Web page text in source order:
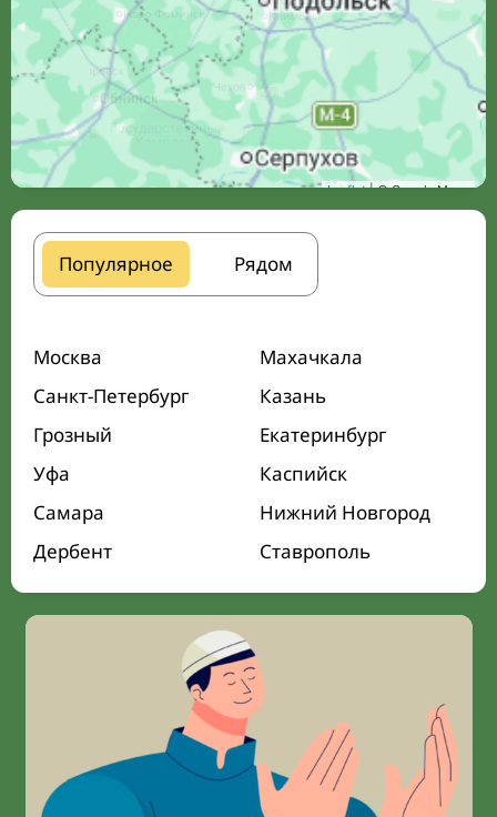
Leaflet| © Google Maps
Популярное Рядом
Москва
Махачкала
Санкт-Петербург
Казань
Грозный
Екатеринбург
Уфа
Каспийск
Самара
Нижний Новгород
Дербент
Ставрополь